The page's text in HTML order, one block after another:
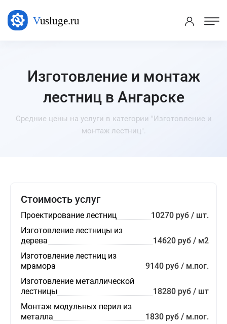
Изготовление и монтаж
лестниц в Ангарске
Средние цены на услуги в категории "Изготовление и
монтаж лестниц".
Стоимость услуг
Проектирование лестниц
10270 руб / шт.
Изготовление лестницы из
дерева
14620 руб / м2
Изготовление лестниц из
мрамора
9140 руб / м.пог.
Изготовление металлической
лестницы
18280 руб / шт
Монтаж модульных перил из
металла
1830 руб / м.пог.